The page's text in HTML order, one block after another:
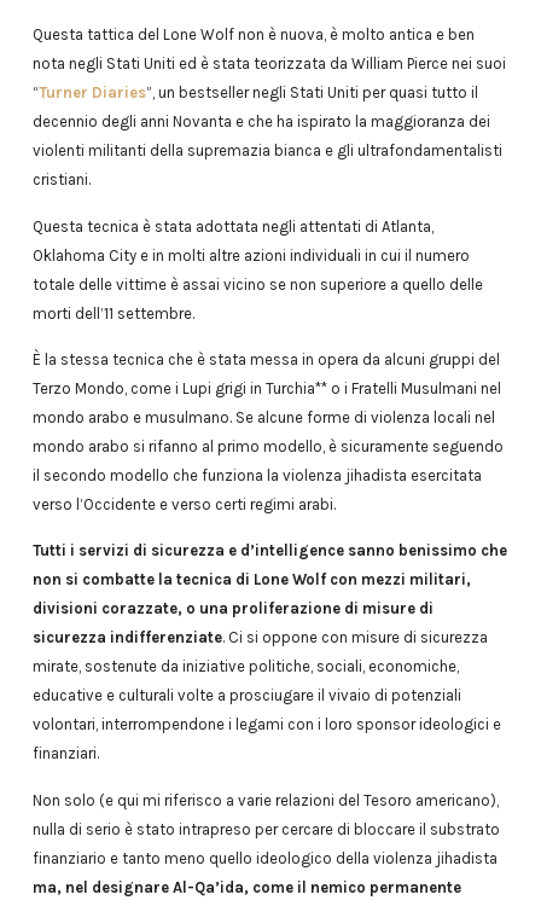
Questa tattica del Lone Wolf non è nuova, è molto antica e ben
nota negli Stati Uniti ed è stata teorizzata da William Pierce nei suoi
“Turner Diaries”, un bestseller negli Stati Uniti per quasi tutto il
decennio degli anni Novanta e che ha ispirato la maggioranza dei
violenti militanti della supremazia bianca e gli ultrafondamentalisti
cristiani.
Questa tecnica è stata adottata negli attentati di Atlanta,
Oklahoma City e in molti altre azioni individuali in cui il numero
totale delle vittime è assai vicino se non superiore a quello delle
morti dell’11 settembre.
È la stessa tecnica che è stata messa in opera da alcuni gruppi del
Terzo Mondo, come i Lupi grigi in Turchia** o i Fratelli Musulmani nel
mondo arabo e musulmano. Se alcune forme di violenza locali nel
mondo arabo si rifanno al primo modello, è sicuramente seguendo
il secondo modello che funziona la violenza jihadista esercitata
verso l’Occidente e verso certi regimi arabi.
Tutti i servizi di sicurezza e d’intelligence sanno benissimo che
non si combatte la tecnica di Lone Wolf con mezzi militari,
divisioni corazzate, o una proliferazione di misure di
sicurezza indifferenziate. Ci si oppone con misure di sicurezza
mirate, sostenute da iniziative politiche, sociali, economiche,
educative e culturali volte a prosciugare il vivaio di potenziali
volontari, interrompendone i legami con i loro sponsor ideologici e
finanziari.
Non solo (e qui mi riferisco a varie relazioni del Tesoro americano),
nulla di serio è stato intrapreso per cercare di bloccare il substrato
finanziario e tanto meno quello ideologico della violenza jihadista
ma, nel designare Al-Qa’ida, come il nemico permanente